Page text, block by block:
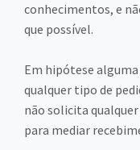
conhecimentos, e
que possível.
Em hipótese
qualquer tipo de
não solicita
para mediar